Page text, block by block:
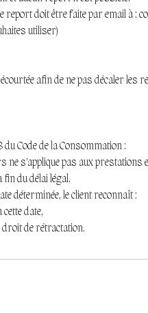
report doit être faite par email à :
utiliser)
afin de ne pas décaler les
du Code de la Consommation :
s’applique pas aux prestations
fin du délai légal.
déterminée, le client reconnaît :
cette date,
droit de rétractation.